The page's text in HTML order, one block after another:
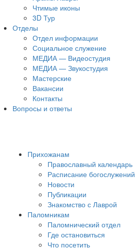
Чтимые иконы
3D Тур
Отделы
Отдел информации
Социальное служение
МЕДИА — Видеостудия
МЕДИА — Звукостудия
Мастерские
Вакансии
Контакты
Вопросы и ответы
Прихожанам
Православный календарь
Расписание богослужений
Новости
Публикации
Знакомство с Лаврой
Паломникам
Паломнический отдел
Где остановиться
Что посетить